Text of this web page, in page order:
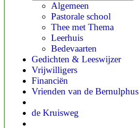
Algemeen
Pastorale school
Thee met Thema
Leerhuis
Bedevaarten
Gedichten & Leeswijzer
Vrijwilligers
Financiën
Vrienden van de Bernulphus
de Kruisweg